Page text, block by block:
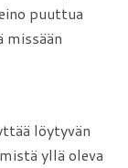
puuttua
missään
löytyvän
yllä oleva